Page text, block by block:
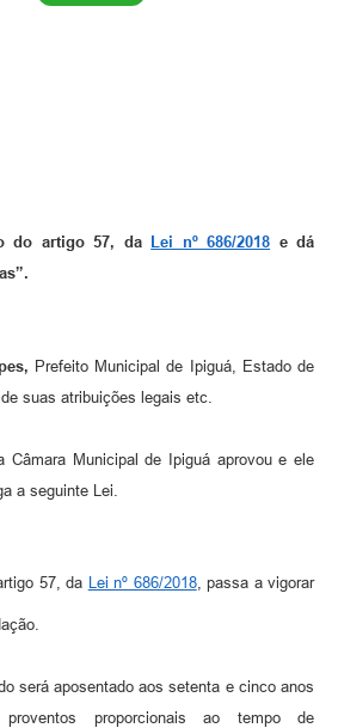
do artigo 57, da Lei nº 686/2018 e dá
Prefeito Municipal de Ipiguá, Estado de
suas atribuições legais etc.
Câmara Municipal de Ipiguá aprovou e ele
a seguinte Lei.
57, da Lei nº 686/2018, passa a vigorar
será aposentado aos setenta e cinco anos
proporcionais ao tempo de